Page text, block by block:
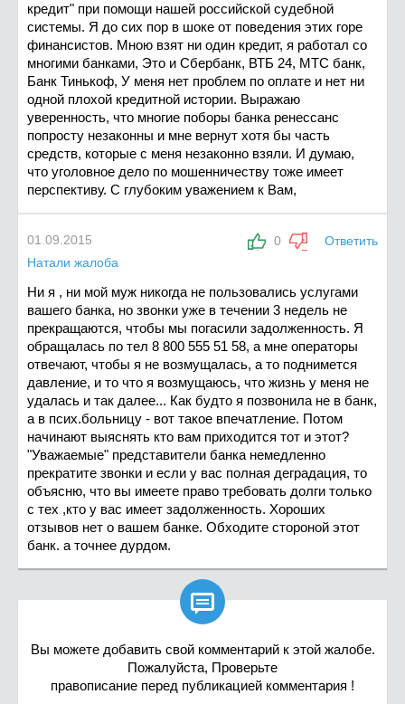
кредит" при помощи нашей российской судебной
системы. Я до сих пор в шоке от поведения этих горе
финансистов. Мною взят ни один кредит, я работал со
многими банками, Это и Сбербанк, ВТБ 24, МТС банк,
Банк Тинькоф, У меня нет проблем по оплате и нет ни
одной плохой кредитной истории. Выражаю
уверенность, что многие поборы банка ренессанс
попросту незаконны и мне вернут хотя бы часть
средств, которые с меня незаконно взяли. И думаю,
что уголовное дело по мошенничеству тоже имеет
перспективу. С глубоким уважением к Вам,
0 Ответить
01.09.2015
Натали жалоба
Ни я , ни мой муж никогда не пользовались услугами
вашего банка, но звонки уже в течении 3 недель не
прекращаются, чтобы мы погасили задолженность. Я
обращалась по тел 8 800 555 51 58, а мне операторы
отвечают, чтобы я не возмущалась, а то поднимется
давление, и то что я возмущаюсь, что жизнь у меня не
удалась и так далее... Как будто я позвонила не в банк,
а в псих.больницу - вот такое впечатление. Потом
начинают выяснять кто вам приходится тот и этот?
"Уважаемые" представители банка немедленно
прекратите звонки и если у вас полная деградация, то
объясню, что вы имеете право требовать долги только
с тех ,кто у вас имеет задолженность. Хороших
отзывов нет о вашем банке. Обходите стороной этот
банк. а точнее дурдом.

Вы можете добавить свой комментарий к этой жалобе.
Пожалуйста, Проверьте
правописание перед публикацией комментария !